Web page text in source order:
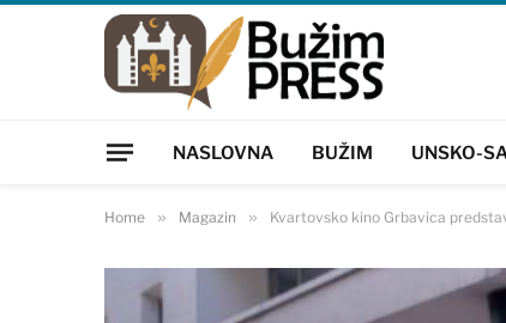
NASLOVNA BUŽIM UNSKO-
Home » Magazin » Kvartovsko kino Grbavica